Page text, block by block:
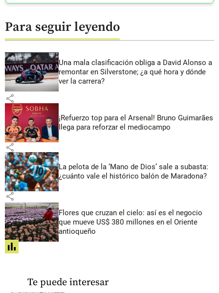
Para seguir leyendo
Una mala clasificación obliga a David Alonso a
remontar en Silverstone; ¿a qué hora y dónde
ver la carrera?
share
¡Refuerzo top para el Arsenal! Bruno Guimarães
llega para reforzar el mediocampo
share
La pelota de la ‘Mano de Dios’ sale a subasta:
¿cuánto vale el histórico balón de Maradona?
share
Flores que cruzan el cielo: así es el negocio
que mueve US$ 380 millones en el Oriente
antioqueño
share
Te puede interesar